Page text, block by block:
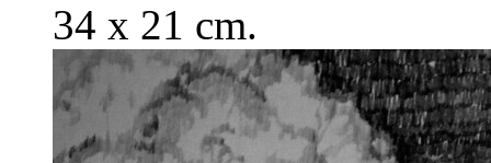
34 x 21 cm.